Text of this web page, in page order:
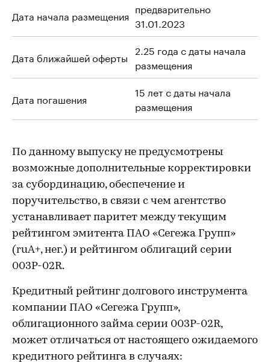
Дата начала размещения предварительно
31.01.2023
Дата ближайшей оферты 2.25 года с даты начала
размещения
Дата погашения
15 лет с даты начала
размещения
По данному выпуску не предусмотрены
возможные дополнительные корректировки
за субординацию, обеспечение и
поручительство, в связи с чем агентство
устанавливает паритет между текущим
рейтингом эмитента ПАО «Сегежа Групп»
(ruA+, нег.) и рейтингом облигаций серии
003P-02R.
Кредитный рейтинг долгового инструмента
компании ПАО «Сегежа Групп»,
облигационного займа серии 003P-02R,
может отличаться от настоящего ожидаемого
кредитного рейтинга в случаях: